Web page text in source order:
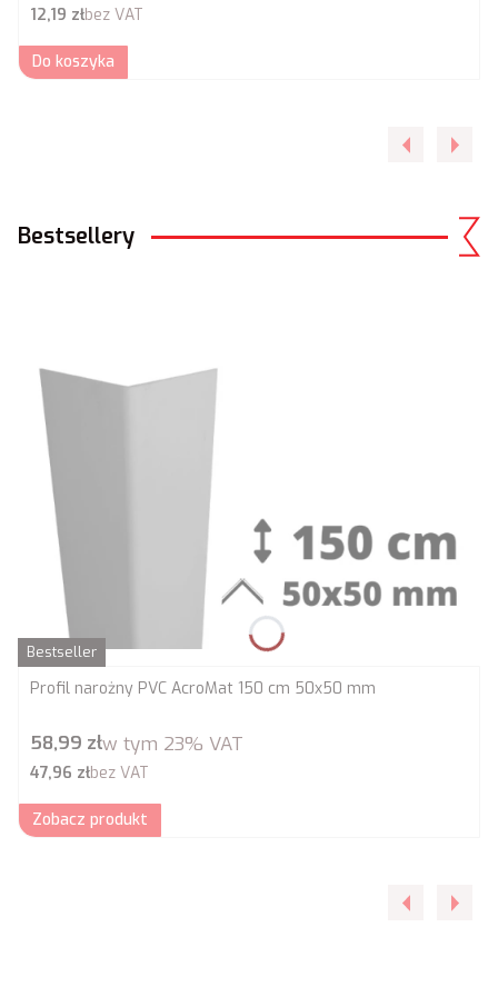
Cena netto
12,19 złbez VAT
Do koszyka
Bestsellery
Bestseller
Profil narożny PVC AcroMat 150 cm 50x50 mm
Cena brutto
58,99 złw tym 23% VAT
Cena netto
47,96 złbez VAT
Zobacz produkt